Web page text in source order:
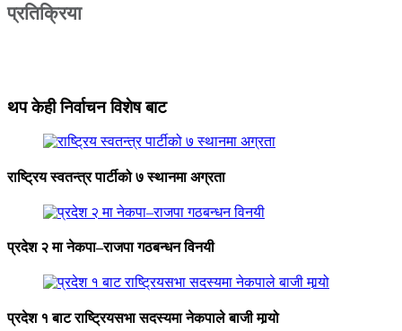
प्रतिक्रिया
थप केही निर्वाचन विशेष बाट
राष्ट्रिय स्वतन्त्र पार्टीको ७ स्थानमा अग्रता
प्रदेश २ मा नेकपा–राजपा गठबन्धन विनयी
प्रदेश १ बाट राष्ट्रियसभा सदस्यमा नेकपाले बाजी मार्‍यो